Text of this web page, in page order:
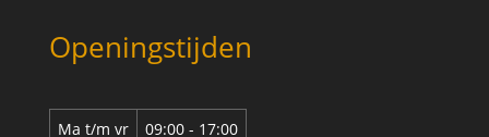
Openingstijden
Ma t/m vr 09:00 - 17:00